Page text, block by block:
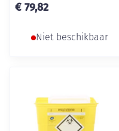
€ 79,82
Niet beschikbaar